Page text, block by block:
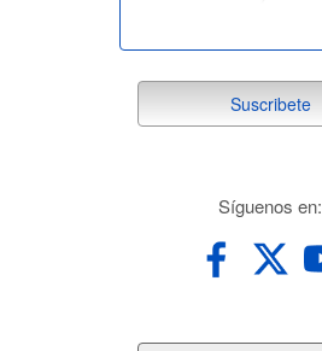
suscribete
Suscribete
Síguenos en: